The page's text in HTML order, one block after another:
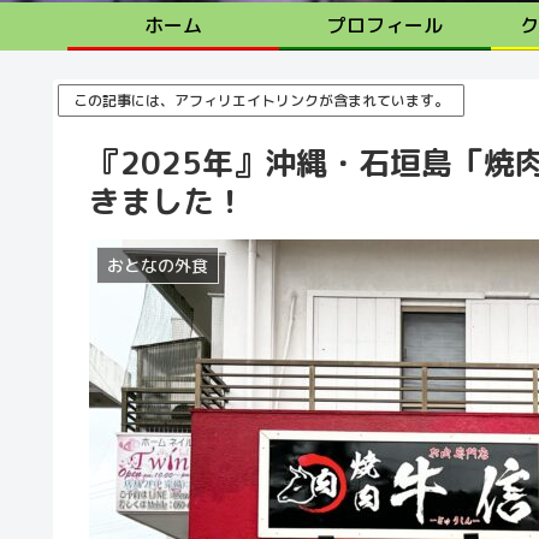
ホーム プロフィール
この記事には、アフィリエイトリンクが含まれています。
『2025年』沖縄・石垣島「焼
きました！
おとなの外食